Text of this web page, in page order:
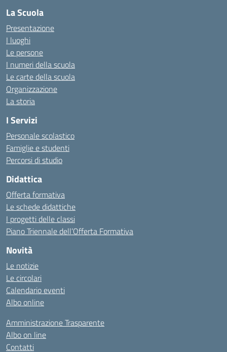
La Scuola
Presentazione
I luoghi
Le persone
I numeri della scuola
Le carte della scuola
Organizzazione
La storia
I Servizi
Personale scolastico
Famiglie e studenti
Percorsi di studio
Didattica
Offerta formativa
Le schede didattiche
I progetti delle classi
Piano Triennale dell’Offerta Formativa
Novità
Le notizie
Le circolari
Calendario eventi
Albo online
Amministrazione Trasparente
Albo on line
Contatti